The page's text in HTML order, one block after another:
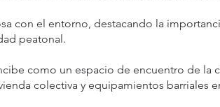
con el entorno, destacando la
peatonal.
como un espacio de encuentro de la
colectiva y equipamientos barriales